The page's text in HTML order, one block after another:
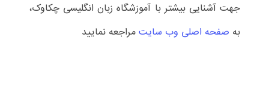
جهت آشنایی بیشتر با آموزشگاه زبان انگلیسی چکاوک،
به صفحه اصلی وب سایتمراجعه نمایید